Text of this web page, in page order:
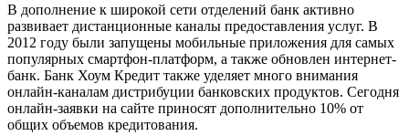
В дополнение к широкой сети отделений банк активно
развивает дистанционные каналы предоставления услуг. В
2012 году были запущены мобильные приложения для самых
популярных смартфон-платформ, а также обновлен интернет-
банк. Банк Хоум Кредит также уделяет много внимания
онлайн-каналам дистрибуции банковских продуктов. Сегодня
онлайн-заявки на сайте приносят дополнительно 10% от
общих объемов кредитования.